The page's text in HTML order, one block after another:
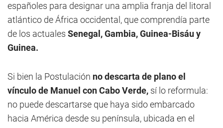
españoles para designar una amplia franja del litoral
atlántico de África occidental, que comprendía parte
de los actuales Senegal, Gambia, Guinea-Bisáu y
Guinea.
Si bien la Postulación no descarta de plano el
vínculo de Manuel con Cabo Verde, sí lo reformula:
no puede descartarse que haya sido embarcado
hacia América desde su península, ubicada en el